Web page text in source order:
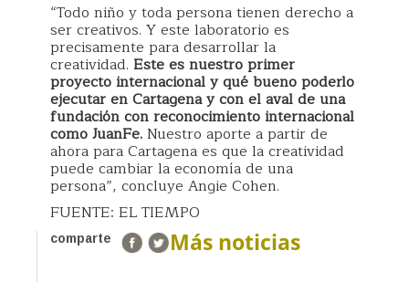
“Todo niño y toda persona tienen derecho a
ser creativos. Y este laboratorio es
precisamente para desarrollar la
creatividad. Este es nuestro primer
proyecto internacional y qué bueno poderlo
ejecutar en Cartagena y con el aval de una
fundación con reconocimiento internacional
como JuanFe.Nuestro aporte a partir de
ahora para Cartagena es que la creatividad
puede cambiar la economía de una
persona”, concluye Angie Cohen.
FUENTE: EL TIEMPO
comparte Más noticias